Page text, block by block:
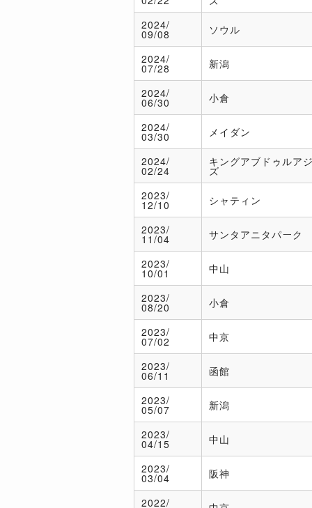
2024/
09/08 ソウル
2024/
07/28 新潟
2024/
06/30 小倉
2024/
03/30 メイダン
2024/
02/24
キングアブドゥルア
ズ
2023/
12/10 シャティン
2023/
11/04 サンタアニタパーク
2023/
10/01 中山
2023/
08/20 小倉
2023/
07/02 中京
2023/
06/11 函館
2023/
05/07 新潟
2023/
04/15 中山
2023/
03/04 阪神
2022/